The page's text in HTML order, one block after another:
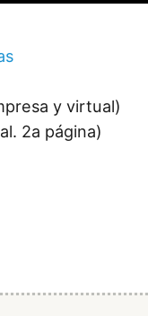
y virtual)
2a página)